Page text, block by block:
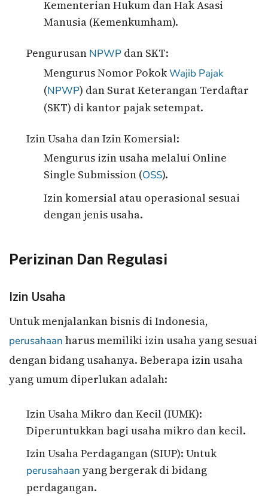
Kementerian Hukum dan Hak Asasi
Manusia (Kemenkumham).
Pengurusan NPWP dan SKT:
Mengurus Nomor PokokWajib Pajak
(NPWP) dan Surat Keterangan Terdaftar
(SKT) di kantor pajak setempat.
Izin Usaha dan Izin Komersial:
Mengurus izin usaha melalui Online
Single Submission (OSS).
Izin komersial atau operasional sesuai
dengan jenis usaha.
Perizinan Dan Regulasi
Izin Usaha
Untuk menjalankan bisnis di Indonesia,
perusahaan harus memiliki izin usaha yang sesuai
dengan bidang usahanya. Beberapa izin usaha
yang umum diperlukan adalah:
Izin Usaha Mikro dan Kecil (IUMK):
Diperuntukkan bagi usaha mikro dan kecil.
Izin Usaha Perdagangan (SIUP): Untuk
perusahaan yang bergerak di bidang
perdagangan.